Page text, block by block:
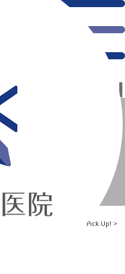
7月専門医出勤日のお知らせ
Pick Up! >